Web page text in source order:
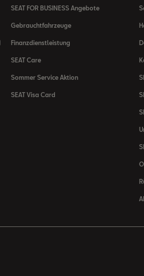
SEAT FOR BUSINESS Angebote
Gebrauchtfahrzeuge
Finanzdienstleistung
SEAT Care
Sommer Service Aktion
SEAT Visa Card